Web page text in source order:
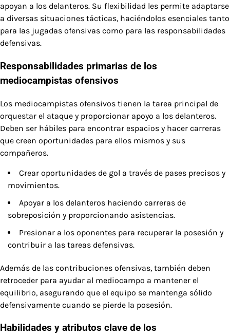
apoyan a los delanteros. Su flexibilidad les permite adaptarse
a diversas situaciones tácticas, haciéndolos esenciales tanto
para las jugadas ofensivas como para las responsabilidades
defensivas.
Responsabilidades primarias de los
mediocampistas ofensivos
Los mediocampistas ofensivos tienen la tarea principal de
orquestar el ataque y proporcionar apoyo a los delanteros.
Deben ser hábiles para encontrar espacios y hacer carreras
que creen oportunidades para ellos mismos y sus
compañeros.
Crear oportunidades de gol a través de pases precisos y
movimientos.
Apoyar a los delanteros haciendo carreras de
sobreposición y proporcionando asistencias.
Presionar a los oponentes para recuperar la posesión y
contribuir a las tareas defensivas.
Además de las contribuciones ofensivas, también deben
retroceder para ayudar al mediocampo a mantener el
equilibrio, asegurando que el equipo se mantenga sólido
defensivamente cuando se pierde la posesión.
Habilidades y atributos clave de los